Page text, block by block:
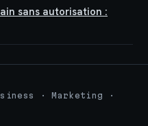
sans autorisation :
· Marketing ·